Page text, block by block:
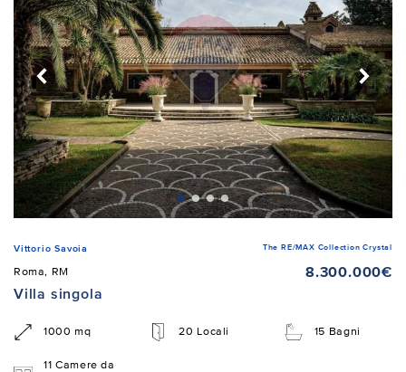
Vittorio Savoia The RE/MAX Collection Crystal
Roma, RM
8.300.000€
Villa singola
1000 mq 20 Locali 15 Bagni
11 Camere da